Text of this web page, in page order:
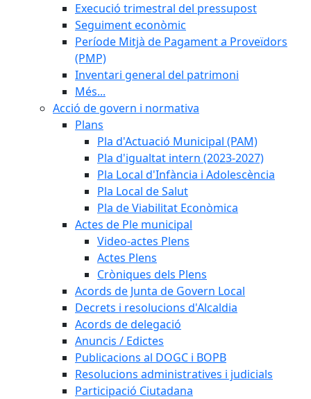
Execució trimestral del pressupost
Seguiment econòmic
Període Mitjà de Pagament a Proveïdors
(PMP)
Inventari general del patrimoni
Més...
Acció de govern i normativa
Plans
Pla d'Actuació Municipal (PAM)
Pla d'igualtat intern (2023-2027)
Pla Local d'Infància i Adolescència
Pla Local de Salut
Pla de Viabilitat Econòmica
Actes de Ple municipal
Video-actes Plens
Actes Plens
Cròniques dels Plens
Acords de Junta de Govern Local
Decrets i resolucions d'Alcaldia
Acords de delegació
Anuncis / Edictes
Publicacions al DOGC i BOPB
Resolucions administratives i judicials
Participació Ciutadana